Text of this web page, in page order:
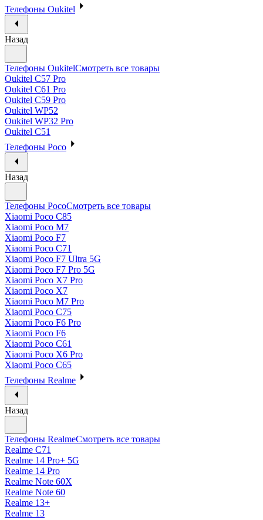
Телефоны Oukitel
Назад
Телефоны OukitelСмотреть все товары
Oukitel C57 Pro
Oukitel C61 Pro
Oukitel C59 Pro
Oukitel WP52
Oukitel WP32 Pro
Oukitel C51
Телефоны Poco
Назад
Телефоны PocoСмотреть все товары
Xiaomi Poco C85
Xiaomi Poco M7
Xiaomi Poco F7
Xiaomi Poco C71
Xiaomi Poco F7 Ultra 5G
Xiaomi Poco F7 Pro 5G
Xiaomi Poco X7 Pro
Xiaomi Poco X7
Xiaomi Poco M7 Pro
Xiaomi Poco C75
Xiaomi Poco F6 Pro
Xiaomi Poco F6
Xiaomi Poco C61
Xiaomi Poco X6 Pro
Xiaomi Poco C65
Телефоны Realme
Назад
Телефоны RealmeСмотреть все товары
Realme C71
Realme 14 Pro+ 5G
Realme 14 Pro
Realme Note 60X
Realme Note 60
Realme 13+
Realme 13